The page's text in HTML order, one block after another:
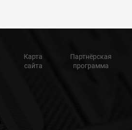
Карта
сайта
Партнёрская
программа